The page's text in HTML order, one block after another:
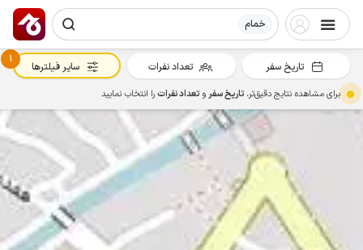
خمام
تاریخ سفر تعداد نفرات
1
سایر فیلترها
برای مشاهده نتایج دقیق‌تر، تاریخ سفرو تعداد نفراترا انتخاب نمایید